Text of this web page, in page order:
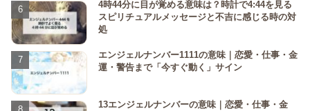
4時44分に目が覚める意味は？時計で4:44を見る
スピリチュアルメッセージと不吉に感じる時の対
処
エンジェルナンバー1111の意味｜恋愛・仕事・金
運・警告まで「今すぐ動く」サイン
13エンジェルナンバーの意味｜恋愛・仕事・金